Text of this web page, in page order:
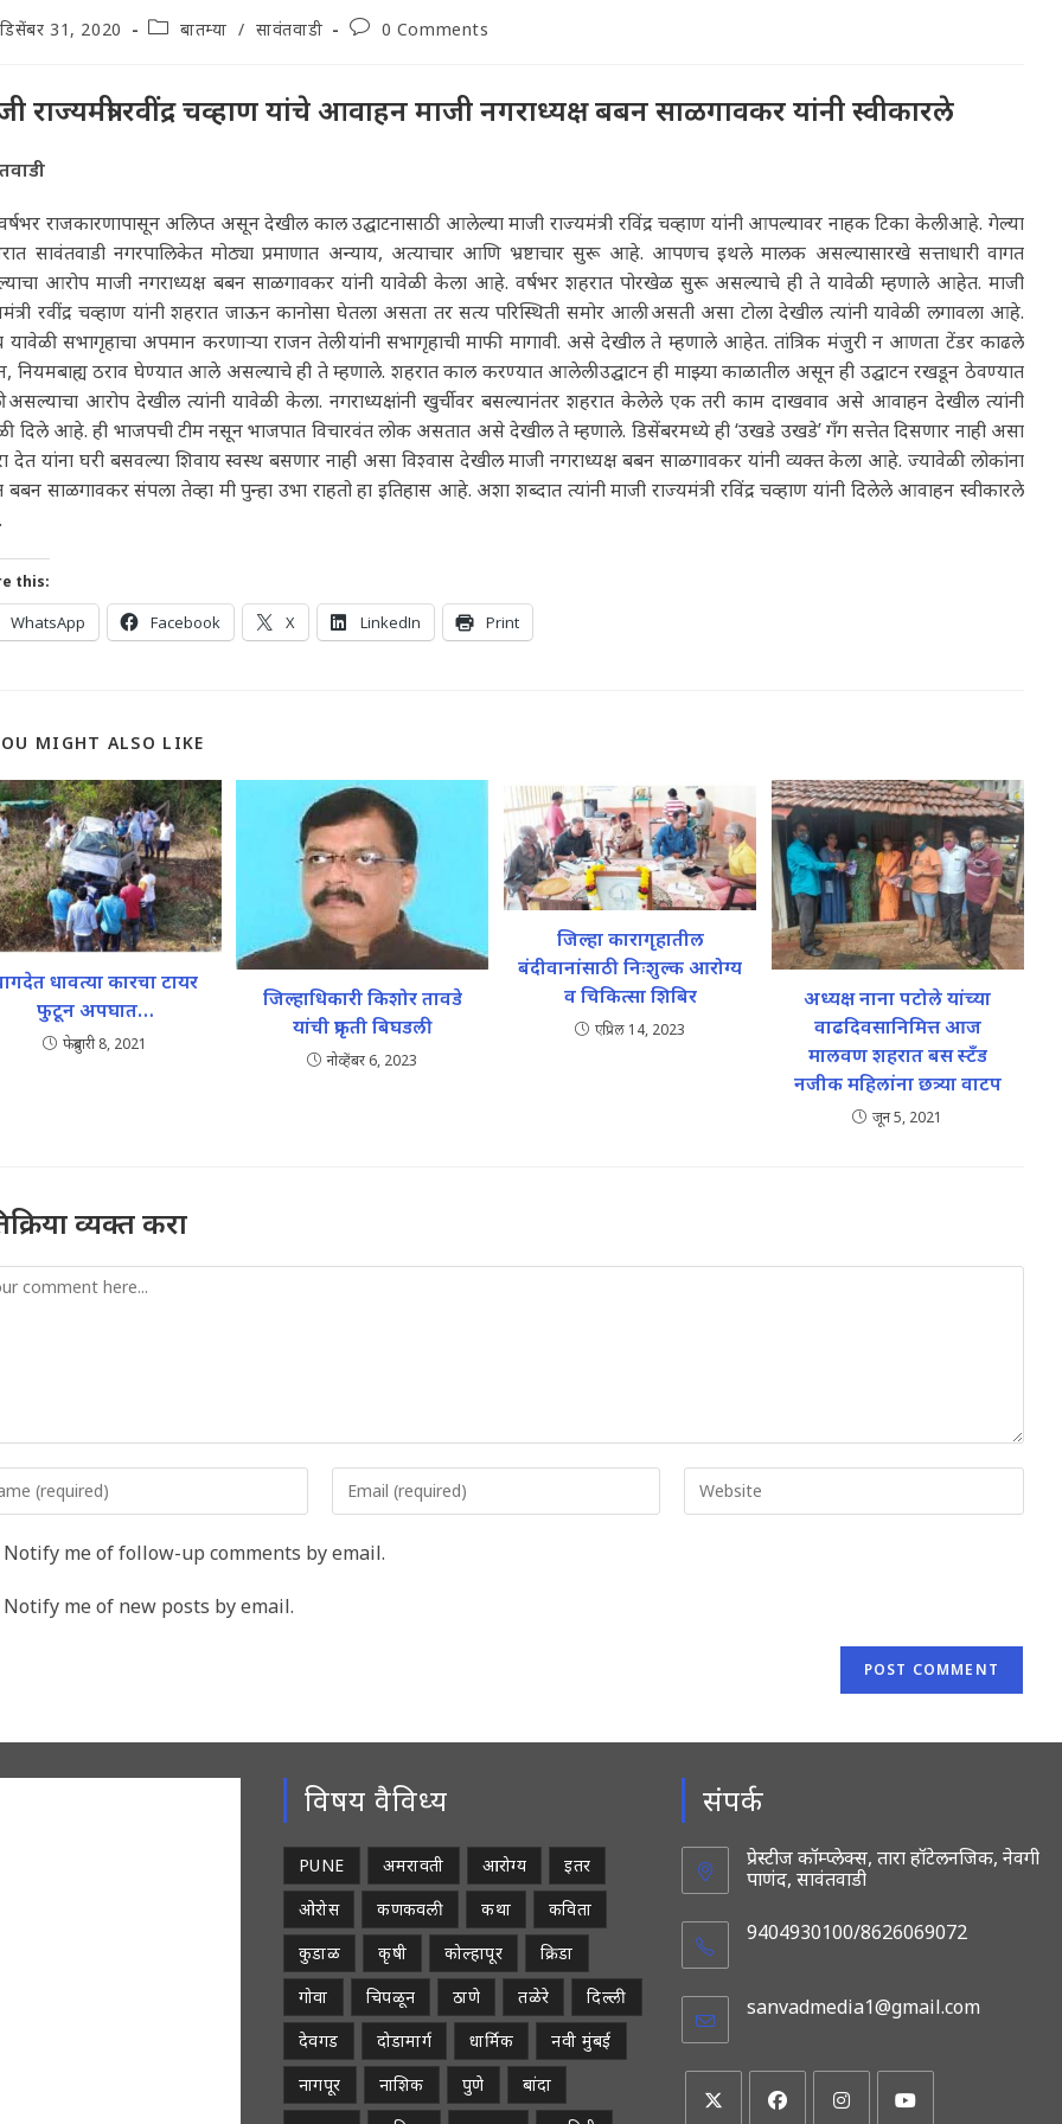
डिसेंबर 31, 2020
Postबातम्या / सावंतवाडी
Post0 Comments
राज्यमंत्री रवींद्र चव्हाण यांचे आवाहन माजी नगराध्यक्ष बबन साळगावकर यांनी स्वीकारले
राजकारणापासून अलिप्त असून देखील काल उद्घाटनासाठी आलेल्या माजी राज्यमंत्री रविंद्र चव्हाण यांनी आपल्यावर नाहक टिका केली आहे. गेल्या
सावंतवाडी नगरपालिकेत मोठ्या प्रमाणात अन्याय, अत्याचार आणि भ्रष्टाचार सुरू आहे. आपणच इथले मालक असल्यासारखे सत्ताधारी वागत
आरोप माजी नगराध्यक्ष बबन साळगावकर यांनी यावेळी केला आहे. वर्षभर शहरात पोरखेळ सुरू असल्याचे ही ते यावेळी म्हणाले आहेत. माजी
रवींद्र चव्हाण यांनी शहरात जाऊन कानोसा घेतला असता तर सत्य परिस्थिती समोर आली असती असा टोला देखील त्यांनी यावेळी लगावला आहे.
सभागृहाचा अपमान करणाऱ्या राजन तेली यांनी सभागृहाची माफी मागावी. असे देखील ते म्हणाले आहेत. तांत्रिक मंजुरी न आणता टेंडर काढले
नियमबाह्य ठराव घेण्यात आले असल्याचे ही ते म्हणाले. शहरात काल करण्यात आलेली उद्घाटन ही माझ्या काळातील असून ही उद्घाटन रखडून ठेवण्यात
आरोप देखील त्यांनी यावेळी केला. नगराध्यक्षांनी खुर्चीवर बसल्यानंतर शहरात केलेले एक तरी काम दाखवाव असे आवाहन देखील त्यांनी
दिले आहे. ही भाजपची टीम नसून भाजपात विचारवंत लोक असतात असे देखील ते म्हणाले. डिसेंबरमध्ये ही ‘उखडे उखडे’ गॅंग सत्तेत दिसणार नाही असा
देत यांना घरी बसवल्या शिवाय स्वस्थ बसणार नाही असा विश्वास देखील माजी नगराध्यक्ष बबन साळगावकर यांनी व्यक्त केला आहे. ज्यावेळी लोकांना
बबन साळगावकर संपला तेव्हा मी पुन्हा उभा राहतो हा इतिहास आहे. अशा शब्दात त्यांनी माजी राज्यमंत्री रविंद्र चव्हाण यांनी दिलेले आवाहन स्वीकारले
this:
WhatsApp Facebook X LinkedIn Print
MIGHT ALSO LIKE
धावत्या कारचा टायर
फुटून अपघात…
फेब्रुवारी 8, 2021
जिल्हाधिकारी किशोर तावडे
यांची प्रकृती बिघडली
नोव्हेंबर 6, 2023
जिल्हा कारागृहातील
बंदीवानांसाठी निःशुल्क आरोग्य
व चिकित्सा शिबिर
एप्रिल 14, 2023
अध्यक्ष नाना पटोले यांच्या
वाढदिवसानिमित्त आज
मालवण शहरात बस स्टँड
नजीक महिलांना छत्र्या वाटप
जून 5, 2021
व्यक्त करा
your
address
Enter
your
Notify me of follow-up comments by email.
Notify me of new posts by email.
विषय वैविध्य
PUNE अमरावती आरोग्य
इतर
ओरोस
कणकवली कथा
कविता
कुडाळ
कृषी कोल्हापूर
क्रिडा
गोवा
चिपळून ठाणे तळेरे
दिल्ली
देवगड
दोडामार्ग धार्मिक
नवी मुंबई
नागपूर
नाशिक पुणे
बांदा
संपर्क
प्रेस्टीज कॉम्प्लेक्स, तारा हॉटेलनजिक, नेवगी
पाणंद, सावंतवाडी
9404930100/8626069072
sanvadmedia1@gmail.com